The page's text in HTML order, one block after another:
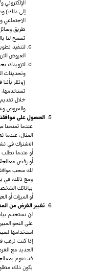
إلى ذلك)
الاجتماعي
طريق وسائل
تسمح لنا
لتنفيذ
العروض
لتزويدك
وتحديثات
(وتقر
خلال
والعروض
الحصول على
عندما تمنحنا
المثال،
الاشتراك في
أو عندما نطلب
أو رفض
لك سحب
ومع ذلك، في
بياناتك
أو الميزات أو
تغيير الغرض من
لن نستخدم
على النحو
استخدامها
إذا كنت ترغب
الجديد مع
قد نقوم
يكون ذلك